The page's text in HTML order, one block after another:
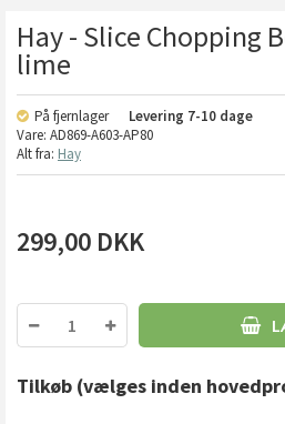
Hay - Slice Chopping
lime
På fjernlager Levering 7-10 dage
Vare: AD869-A603-AP80
Alt fra: Hay
299,00 DKK
Tilkøb (vælges inden